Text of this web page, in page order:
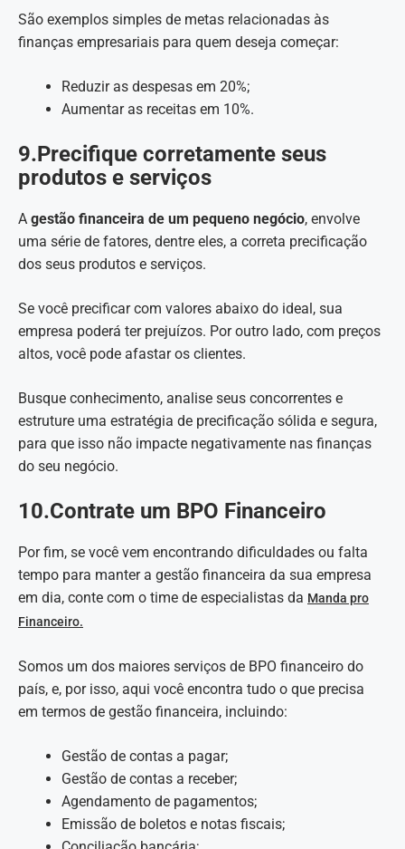
São exemplos simples de metas relacionadas às
finanças empresariais para quem deseja começar:
Reduzir as despesas em 20%;
Aumentar as receitas em 10%.
9.Precifique corretamente seus
produtos e serviços
A gestão financeira de um pequeno negócio, envolve
uma série de fatores, dentre eles, a correta precificação
dos seus produtos e serviços.
Se você precificar com valores abaixo do ideal, sua
empresa poderá ter prejuízos. Por outro lado, com preços
altos, você pode afastar os clientes.
Busque conhecimento, analise seus concorrentes e
estruture uma estratégia de precificação sólida e segura,
para que isso não impacte negativamente nas finanças
do seu negócio.
10.Contrate um BPO Financeiro
Por fim, se você vem encontrando dificuldades ou falta
tempo para manter a gestão financeira da sua empresa
em dia, conte com o time de especialistas da Manda pro
Financeiro.
Somos um dos maiores serviços de BPO financeiro do
país, e, por isso, aqui você encontra tudo o que precisa
em termos de gestão financeira, incluindo:
Gestão de contas a pagar;
Gestão de contas a receber;
Agendamento de pagamentos;
Emissão de boletos e notas fiscais;